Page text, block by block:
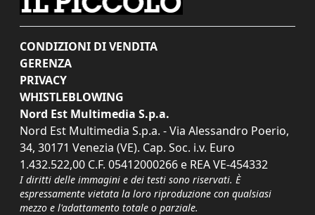
CONDIZIONI DI VENDITA
GERENZA
PRIVACY
WHISTLEBLOWING
Nord Est Multimedia S.p.a.
Nord Est Multimedia S.p.a. - Via Alessandro Poerio,
34, 30171 Venezia (VE). Cap. Soc. i.v. Euro
1.432.522,00 C.F. 05412000266 e REA VE-454332
I diritti delle immagini e dei testi sono riservati. È
espressamente vietata la loro riproduzione con qualsiasi
mezzo e l'adattamento totale o parziale.